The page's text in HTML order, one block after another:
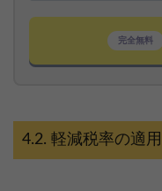
完全無料
軽減税率の適